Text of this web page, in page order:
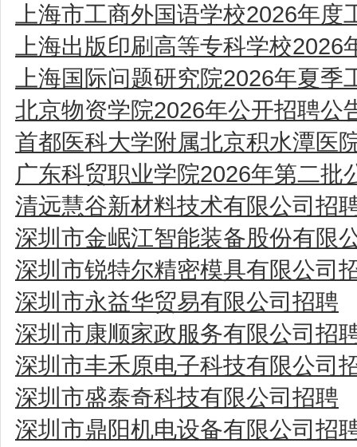
上海市工商外国语学校2026年
上海出版印刷高等专科学校
上海国际问题研究院2026年夏
北京物资学院2026年公开招聘公
首都医科大学附属北京积水潭医
广东科贸职业学院2026年第二批
清远慧谷新材料技术有限公司招
深圳市金岷江智能装备股份有限
深圳市锐特尔精密模具有限公司
深圳市永益华贸易有限公司招聘
深圳市康顺家政服务有限公司招
深圳市丰禾原电子科技有限公司
深圳市盛泰奇科技有限公司招聘
深圳市鼎阳机电设备有限公司招